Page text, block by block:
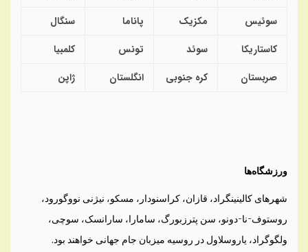
سوئیس
مکزیک پاناما
سنگال
کاستاریکا
سوئد تونس
کلمبیا
صربستان
کره جنوبی انگلستان ژاپن
ورزشگاه‌ها
شهرهای کالینینگراد، قازان، کراسنودار، مسکو، نیژنی نووگورود،
روستوف-نا-دونو، سن پترزبورگ، سامارا، سارانسک، سوچی،
ولگوگراد، یاروسلاول در روسیه میزبان جام جهانی خواهند بود.